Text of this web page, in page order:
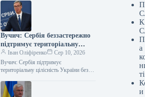
Вучич: Сербія беззастережно
підтримує територіальну
цілісність України
Іван Оліфіренко
Сер 10, 2026
Вучич: Сербія підтримує
територіальну цілісність України без
Укрінформ Сербія беззаперечно
підтверджує свою підтримку
а
ті
и